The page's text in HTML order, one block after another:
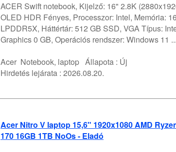
ACER Swift notebook, Kijelző: 16" 2.8K
OLED HDR Fényes, Processzor: Intel, Memória:
LPDDR5X, Háttértár: 512 GB SSD, VGA Típus:
Graphics 0 GB, Operációs rendszer: Windows 11 ...
Acer Notebook, laptop Állapota : Új
Hirdetés lejárata : 2026.08.20.
Acer Nitro V laptop 15,6" 1920x1080 AMD
170 16GB 1TB NoOs - Eladó